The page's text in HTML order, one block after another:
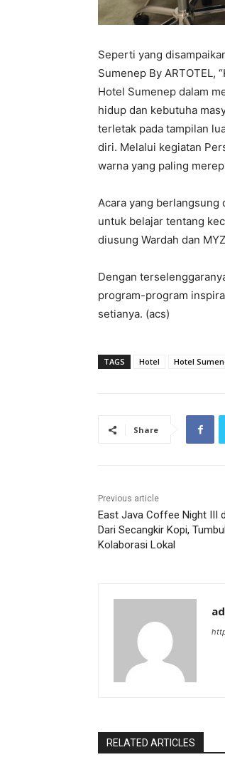
Seperti yang
Sumenep By ARTOTEL,
Hotel Sumenep dalam
hidup dan kebutuha
terletak pada tampilan
diri. Melalui kegiatan
warna yang paling
Acara yang berlangsung
untuk belajar tentang
diusung Wardah dan
Dengan
program-program
setianya. (acs)
TAGS Hotel Hotel
Share
Previous article
East Java Coffee Night III
Dari Secangkir Kopi,
Kolaborasi Lokal
RELATED ARTICLES